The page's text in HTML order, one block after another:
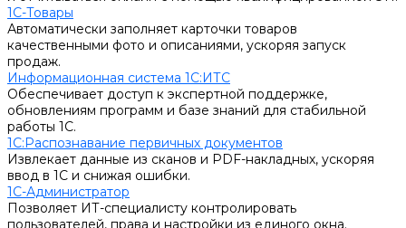
1С-Товары
Автоматически заполняет карточки товаров
качественными фото и описаниями, ускоряя запуск
продаж.
Информационная система 1С:ИТС
Обеспечивает доступ к экспертной поддержке,
обновлениям программ и базе знаний для стабильной
работы 1С.
1С:Распознавание первичных документов
Извлекает данные из сканов и PDF-накладных, ускоряя
ввод в 1С и снижая ошибки.
1С-Администратор
Позволяет ИТ-специалисту контролировать
пользователей, права и настройки из единого окна.